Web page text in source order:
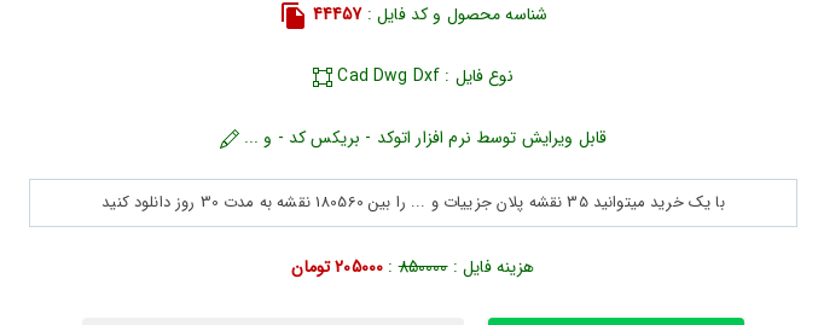
شناسه محصول و کد فایل :44457
نوع فایل : Cad Dwg Dxf
قابل ویرایش توسط نرم افزار اتوکد - بریکس کد - و ...
با یک خرید میتوانید 35 نقشه پلان جزییات و ... را بین 180560 نقشه به مدت 30 روز دانلود کنید
هزینه فایل :850000
: 205000 تومان